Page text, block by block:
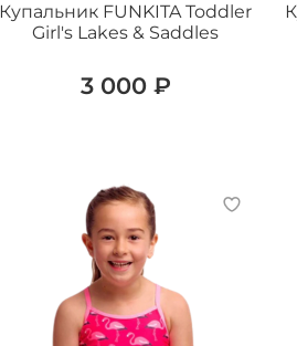
Купальник FUNKITA Toddler
Girl's Lakes & Saddles
3 000 ₽